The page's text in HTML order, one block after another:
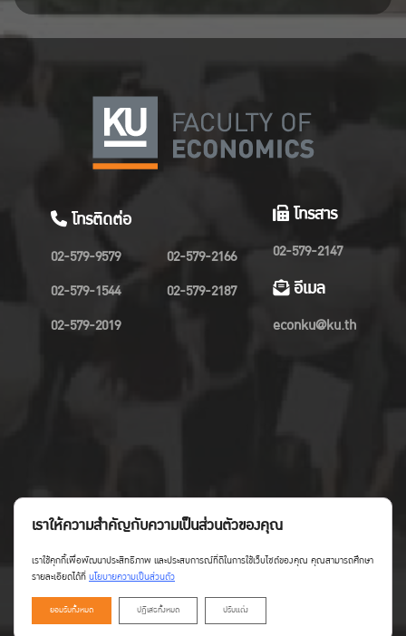
โทรติดต่อ
02-579-9579
02-579-1544
02-579-2019
02-579-2166
02-579-2187
โทรสาร
02-579-2147
อีเมล
econku@ku.th
Copyright©Faculty of Economics KU
เราให้ความสำคัญกับความเป็นส่วนตัวของคุณ
เราใช้คุกกี้เพื่อพัฒนาประสิทธิภาพ และประสบการณ์ที่ดีในการใช้เว็บไซต์ของคุณ คุณสามารถศึกษา
รายละเอียดได้ที่นโยบายความเป็นส่วนตัว
ยอมรับทั้งหมด ปฏิเสธทั้งหมด ปรับแต่ง